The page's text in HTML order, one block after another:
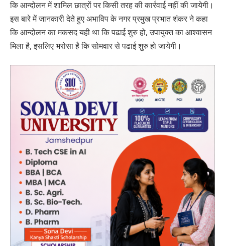
कि आन्दोलन में शामिल छात्रों पर किसी तरह की कार्रवाई नहीं की जायेगी।
इस बारे में जानकारी देते हुए अभाविप के नगर प्रमुख प्रभात शंकर ने कहा
कि आन्दोलन का मकसद यही था कि पढाई शुरु हो, उपायुक्त का आश्वासन
मिला है, इसलिए भरोसा है कि सोमवार से पढाई शुरु हो जायेगी।